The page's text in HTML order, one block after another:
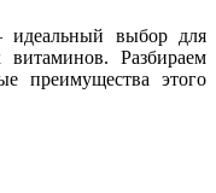
идеальный выбор для
витаминов. Разбираем
преимущества этого